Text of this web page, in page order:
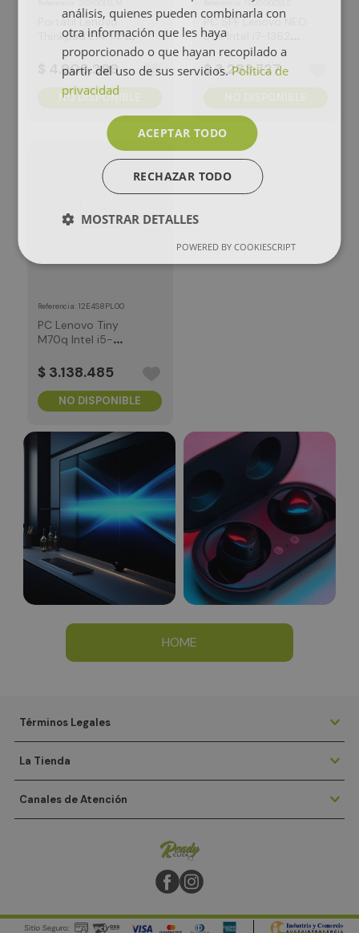
Portátil Lenovo
Thinkpad E14 14"
Intel Ultra 5 225U
16GB 512GB SSD
Windows 11Pro 3Y
903.299
NO DISPONIBLE
13DG000SLS
PC SFF Lenovo NEO
30s Intel i7-13620H
16GB 512GB SSD
Windows 11 Pro 3Y
$3. 283.727
Referencia :12E4S8PL00
PC Lenovo Tiny
M70q Intel i5-
SSD Windows 11
Pro 3Y
$ 3.138.485
NO DISPONIBLE
HOME
Términos Legales
La Tienda
Canales de Atención
análisis, quienes pueden combinarla con
otra información que les haya
proporcionado o que hayan recopilado a
partir del uso de sus servicios. Política de
privacidad
ACEPTAR TODO
RECHAZAR TODO
MOSTRAR DETALLES
POWERED BY COOKIESCRIPT